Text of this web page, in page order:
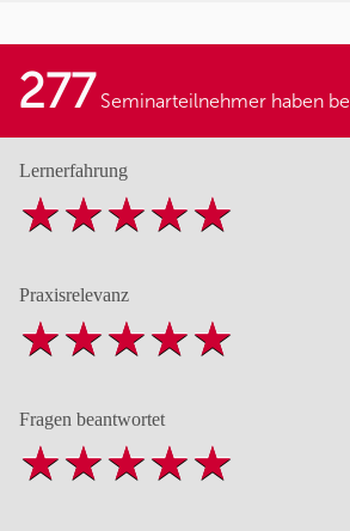
277 Seminarteilnehmer haben
Lernerfahrung
Praxisrelevanz
Fragen beantwortet